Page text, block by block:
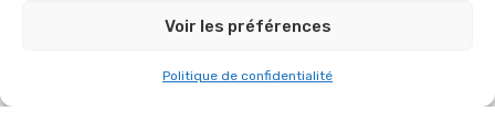
Voir les préférences
Politique de confidentialité
RETOUR SUR UN MAGNIFIQUE ÉVÉNEMENT